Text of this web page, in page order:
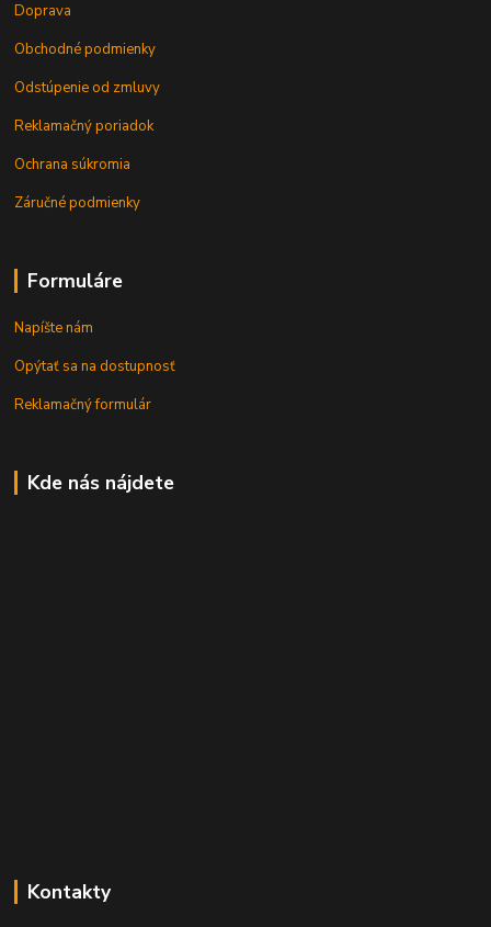
Doprava
Obchodné podmienky
Odstúpenie od zmluvy
Reklamačný poriadok
Ochrana súkromia
Záručné podmienky
Formuláre
Napíšte nám
Opýtať sa na dostupnosť
Reklamačný formulár
Kde nás nájdete
Kontakty